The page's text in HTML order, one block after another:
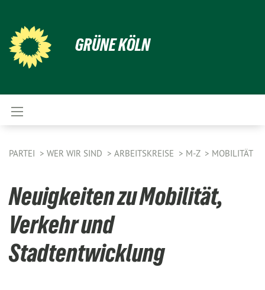
GRÜNE KÖLN
PARTEI WER WIR SIND ARBEITSKREISE M-Z MOBILITÄT
Neuigkeiten zu Mobilität,
Verkehr und
Stadtentwicklung